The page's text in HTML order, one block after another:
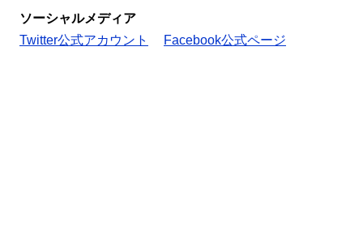
ソーシャルメディア
Twitter公式アカウント
Facebook公式ページ